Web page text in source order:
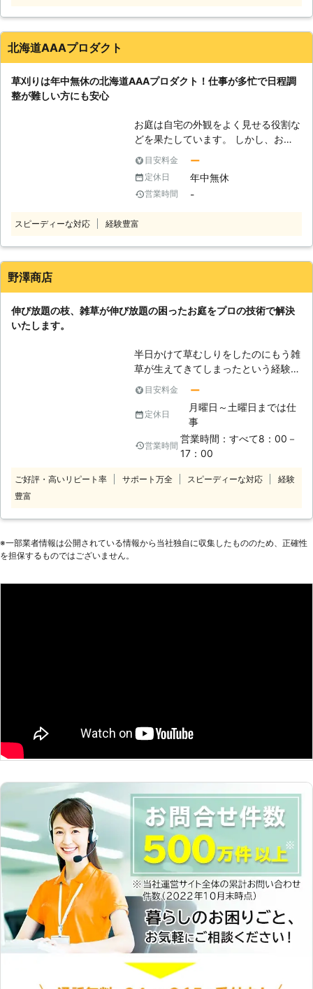
要望や意見から無料お見積りいたしま
す。そうすることでお客様のお財布事
す。 もしも草刈りをご依頼するなら
「ベンリワン・ファミリー」へ！弊社
お応えいたしますので、気になること
北海道AAAプロダクト
草刈りは年中無休の北海道AAAプロダクト！仕事が多忙で日程調
整が難しい方にも安心
お庭は自宅の外観をよく見せる役割な
どを果たしています。 しかし、お庭
が雑草で生い茂っていると、せっかく
のお庭の外観も台無しではないでしょ
うか。 そのようなことを避けるため
にも、草刈り業者「北海道AAAプロダ
海道にお住いのお客様から草刈りのご
しい方にも安心 お庭に生える雑草
によって健康の被害まで発展するなん
てことも……。そのため、お客様は草
刈りの検討をするかと思います。しか
し、お客様が仕事で忙しいと、草刈り
をするスケジュールが限られるのでは
ないでしょうか。 もしもスケジュー
ルの調整でお悩みのときは、年中無休
い。弊社に草刈りを依頼することで、
りもお任せ！何度も草刈りをする手間
め、定期的に草を刈る必要がありま
さい。 弊社は草刈りのご依頼を承っ
ています。「体力的に草刈りがしんど
い」「何度も草刈りをするなんて真っ
社までご相談ください。
目安料金 ー
定休日 年中無休
営業時間 -
スピーディーな対応 経験豊富
野澤商店
伸び放題の枝、雑草が伸び放題の困ったお庭をプロの技術で解決
いたします。
半日かけて草むしりをしたのにもう雑
草が生えてきてしまったという経験は
ないでしょうか。草刈りは１年間に3
回行うのが最適とされ、1度こなした
だけでは終わりません。ただ雑草をむ
しるのではなく、根から確実に抜かな
ければあっという間に元の状態になり
ます。この大変な重労働を定期的に続
けることは容易ではありません。弊社
にご相談いただければ、年間を通して
は、ぜひ弊社にご相談ください。電話
目安料金 ー
定休日
月曜日～土曜日までは仕
事
営業時間
営業時間：すべて8：00－
17：00
ご好評・高いリピート率 サポート万全 スピーディーな対応
経験
豊富
※⼀部業者情報は公開されている情報から当社独⾃に収集したもののため、正確性
を担保するものではございません。